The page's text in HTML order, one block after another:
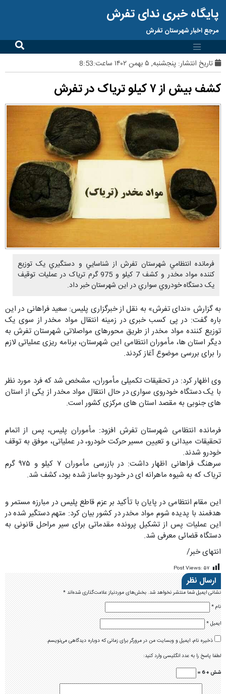
پایگاه خبری ندای تفرش
مرجع اخبار شهرستان تفرش
تاریخ انتشار: پنجشنبه, ۵ بهمن ۱۴۰۲ ساعت:8:53
کشف بیش از ۷ کیلو تریاک در تفرش
فرمانده انتظامي شهرستان تفرش از شناسايي و دستگيري يک توزيع
کننده مواد مخدر و کشف 7 کيلو و 975 گرم ترياک در عمليات توقيف
يک دستگاه خودروي سواري در اين شهرستان خبر داد.
به گزارش «ندای تفرش» به نقل از خبرگزاری پلیس: سعید فراهانی در این
باره گفت: در پی کسب خبری در زمینه انتقال مواد مخدر از سوی یک
توزیع کننده مواد مخدر از طریق محورهای مواصلاتی شهرستان تفرش به
دیگر استان ها، مأموران انتظامی این شهرستان، برنامه ریزی عملیاتی لازم
را برای بررسی موضوع آغاز کردند.
وی اظهار کرد: در تحقیقات تکمیلی مأموران، مشخص شد که فرد مورد نظر
با یک دستگاه خودروی سواری در حال انتقال مواد مخدر از یکی از استان
های جنوبی به مقصد استان های مرکزی کشور است.
فرمانده انتظامی شهرستان تفرش افزود: مأموران پلیس، پس از اتمام
تحقیقات میدانی و تعیین مسیر حرکت خودرو، در عملیاتی، موفق به توقف
خودرو شدند.
سرهنگ فراهانی اظهار داشت: در بازرسی مأموران ۷ کیلو و ۹۷۵ گرم
تریاک که به شیوه ماهرانه ای در خودرو جاساز شده بود، کشف شد.
این مقام انتظامی در پایان با تأکید بر عزم قاطع پلیس در مبارزه مستمر و
هدفمند با پدیده شوم مواد مخدر در کشور بیان کرد: متهم دستگیر شده در
این عملیات پس از تشکیل پرونده مقدماتی برای سیر مراحل قانونی به
دستگاه قضائی معرفی شد.
انتهای خبر/
Post Views: ۵۷
ارسال نظر
نشانی ایمیل شما منتشر نخواهد شد.بخش‌های موردنیاز علامت‌گذاری شده‌اند*
نام*
ایمیل*
ذخیره نام، ایمیل و وبسایت من در مرورگر برای زمانی که دوباره دیدگاهی می‌نویسم.
لطفا پاسخ را به عدد انگلیسی وارد کنید:
شش + 6 =